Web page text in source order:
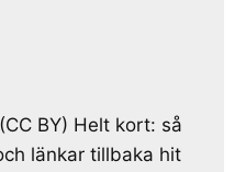
BY) Helt kort: så
länkar tillbaka hit